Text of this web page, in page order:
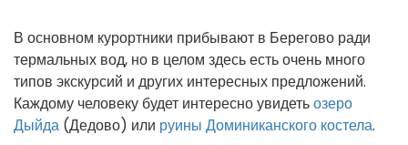
В основном курортники прибывают в Берегово ради
термальных вод, но в целом здесь есть очень много
типов экскурсий и других интересных предложений.
Каждому человеку будет интересно увидетьозеро
Дыйда (Дедово) или руины Доминиканского костела.